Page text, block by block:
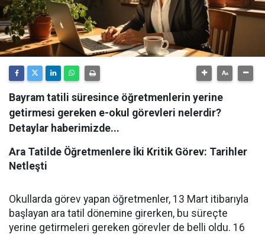
Bayram tatili süresince öğretmenlerin yerine
getirmesi gereken e-okul görevleri nelerdir?
Detaylar haberimizde...
Ara Tatilde Öğretmenlere İki Kritik Görev: Tarihler
Netleşti
Okullarda görev yapan öğretmenler, 13 Mart itibarıyla
başlayan ara tatil dönemine girerken, bu süreçte
yerine getirmeleri gereken görevler de belli oldu. 16